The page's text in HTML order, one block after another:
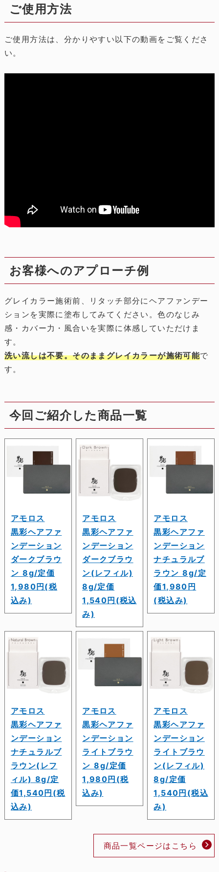
ご使用方法
ご使用方法は、分かりやすい以下の動画をご覧くださ
い。
お客様へのアプローチ例
グレイカラー施術前、リタッチ部分にヘアファンデー
ションを実際に塗布してみてください。色のなじみ
感・カバー力・風合いを実際に体感していただけま
す。
洗い流しは不要。そのままグレイカラーが施術可能で
す。
今回ご紹介した商品一覧
アモロス
黒彩ヘアファ
ンデーション
ダークブラウ
ン 8g/定価
1,980円(税
込み)
アモロス
黒彩ヘアファ
ンデーション
ダークブラウ
ン(レフィル)
8g/定価
1,540円(税込
み)
アモロス
黒彩ヘアファ
ンデーション
ナチュラルブ
ラウン 8g/定
価1,980円
(税込み)
アモロス
黒彩ヘアファ
ンデーション
ナチュラルブ
ラウン(レフ
ィル) 8g/定
価1,540円(税
込み)
アモロス
黒彩ヘアファ
ンデーション
ライトブラウ
ン 8g/定価
1,980円(税
込み)
アモロス
黒彩ヘアファ
ンデーション
ライトブラウ
ン(レフィル)
8g/定価
1,540円(税込
み)
商品一覧ページはこちら